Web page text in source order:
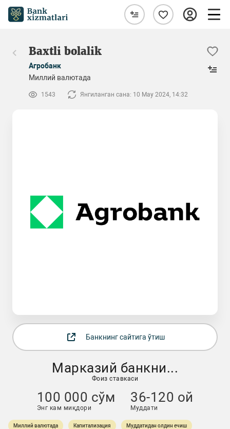
Baxtli bolalik
Агробанк
Миллий валютада
1543 Янгиланган сана: 10 May 2024, 14:32
Банкнинг сайтига ўтиш
Марказий банкни...
Фоиз ставкаси
100 000 сўм
Энг кам миқдори
36-120 ой
Муддати
Миллий валютада Капитализация Муддатидан олдин ечиш